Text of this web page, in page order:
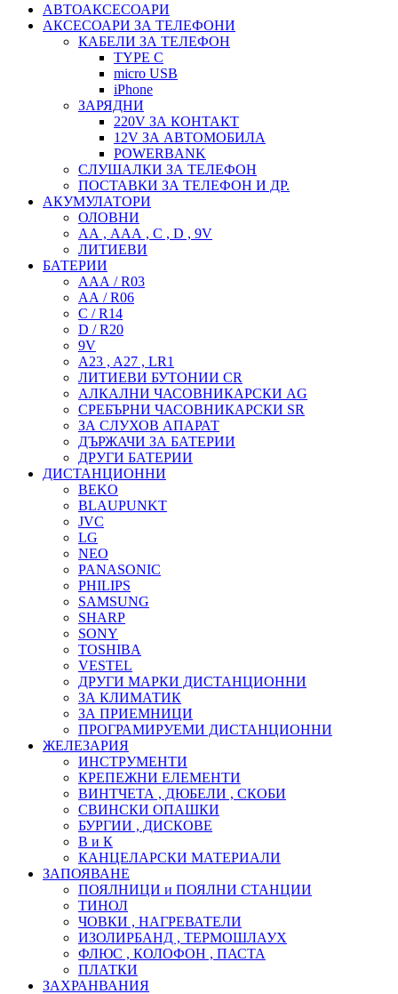
АВТОАКСЕСОАРИ
АКСЕСОАРИ ЗА ТЕЛЕФОНИ
КАБЕЛИ ЗА ТЕЛЕФОН
TYPE C
micro USB
iPhone
ЗАРЯДНИ
220V ЗА КОНТАКТ
12V ЗА АВТОМОБИЛА
POWERBANK
СЛУШАЛКИ ЗА ТЕЛЕФОН
ПОСТАВКИ ЗА ТЕЛЕФОН И ДР.
АКУМУЛАТОРИ
ОЛОВНИ
АА , ААА , C , D , 9V
ЛИТИЕВИ
БАТЕРИИ
ААА / R03
АА / R06
C / R14
D / R20
9V
A23 , A27 , LR1
ЛИТИЕВИ БУТОНИИ CR
АЛКАЛНИ ЧАСОВНИКАРСКИ AG
СРЕБЪРНИ ЧАСОВНИКАРСКИ SR
ЗА СЛУХОВ АПАРАТ
ДЪРЖАЧИ ЗА БАТЕРИИ
ДРУГИ БАТЕРИИ
ДИСТАНЦИОННИ
BEKO
BLAUPUNKT
JVC
LG
NEO
PANASONIC
PHILIPS
SAMSUNG
SHARP
SONY
TOSHIBA
VESTEL
ДРУГИ МАРКИ ДИСТАНЦИОННИ
ЗА КЛИМАТИК
ЗА ПРИЕМНИЦИ
ПРОГРАМИРУЕМИ ДИСТАНЦИОННИ
ЖЕЛЕЗАРИЯ
ИНСТРУМЕНТИ
КРЕПЕЖНИ ЕЛЕМЕНТИ
ВИНТЧЕТА , ДЮБЕЛИ , СКОБИ
СВИНСКИ ОПАШКИ
БУРГИИ , ДИСКОВЕ
В и К
КАНЦЕЛАРСКИ МАТЕРИАЛИ
ЗАПОЯВАНЕ
ПОЯЛНИЦИ и ПОЯЛНИ СТАНЦИИ
ТИНОЛ
ЧОВКИ , НАГРЕВАТЕЛИ
ИЗОЛИРБАНД , ТЕРМОШЛАУХ
ФЛЮС , КОЛОФОН , ПАСТА
ПЛАТКИ
ЗАХРАНВАНИЯ